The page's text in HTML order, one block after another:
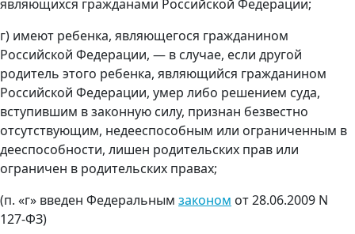
являющихся гражданами Российской Федерации;
г) имеют ребенка, являющегося гражданином
Российской Федерации, — в случае, если другой
родитель этого ребенка, являющийся гражданином
Российской Федерации, умер либо решением суда,
вступившим в законную силу, признан безвестно
отсутствующим, недееспособным или ограниченным в
дееспособности, лишен родительских прав или
ограничен в родительских правах;
(п. «г» введен Федеральным законом от 28.06.2009 N
127-ФЗ)